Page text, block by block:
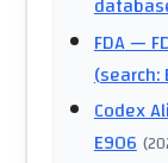
FDA—
(search:
Codex
E906 (